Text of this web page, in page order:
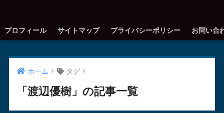
プロフィール サイトマップ プライバシーポリシー お問い合
ホーム タグ
「渡辺優樹」の記事一覧